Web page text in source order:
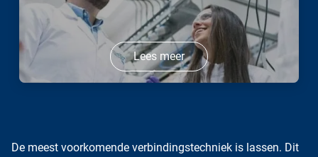
Lees meer
De meest voorkomende verbindingstechniek is lassen. Dit